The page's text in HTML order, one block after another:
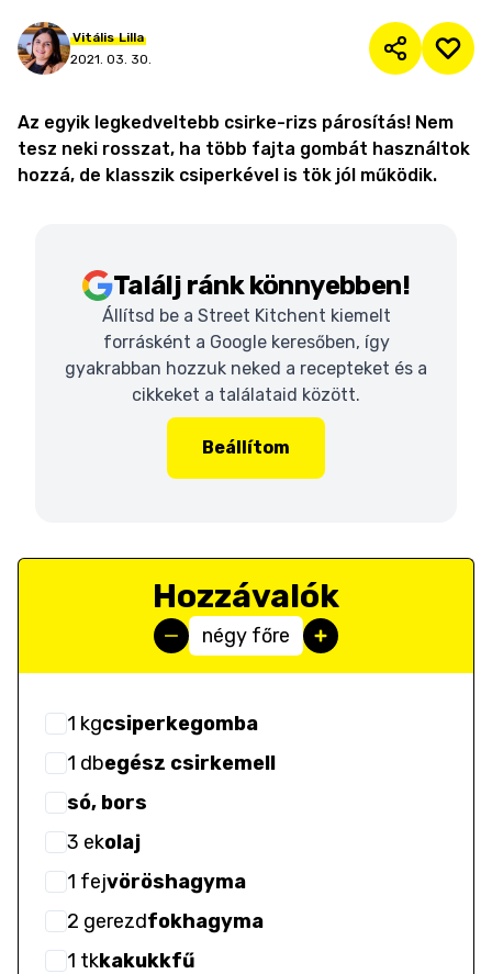
Vitális Lilla
2021. 03. 30.
Az egyik legkedveltebb csirke-rizs párosítás! Nem
tesz neki rosszat, ha több fajta gombát használtok
hozzá, de klasszik csiperkével is tök jól működik.
Találj ránk könnyebben!
Állítsd be a Street Kitchent kiemelt
forrásként a Google keresőben, így
gyakrabban hozzuk neked a recepteket és a
cikkeket a találataid között.
Beállítom
Hozzávalók
négy főre
1 kgcsiperkegomba
1 dbegész csirkemell
só, bors
3 ekolaj
1 fejvöröshagyma
2 gerezdfokhagyma
1 tkkakukkfű